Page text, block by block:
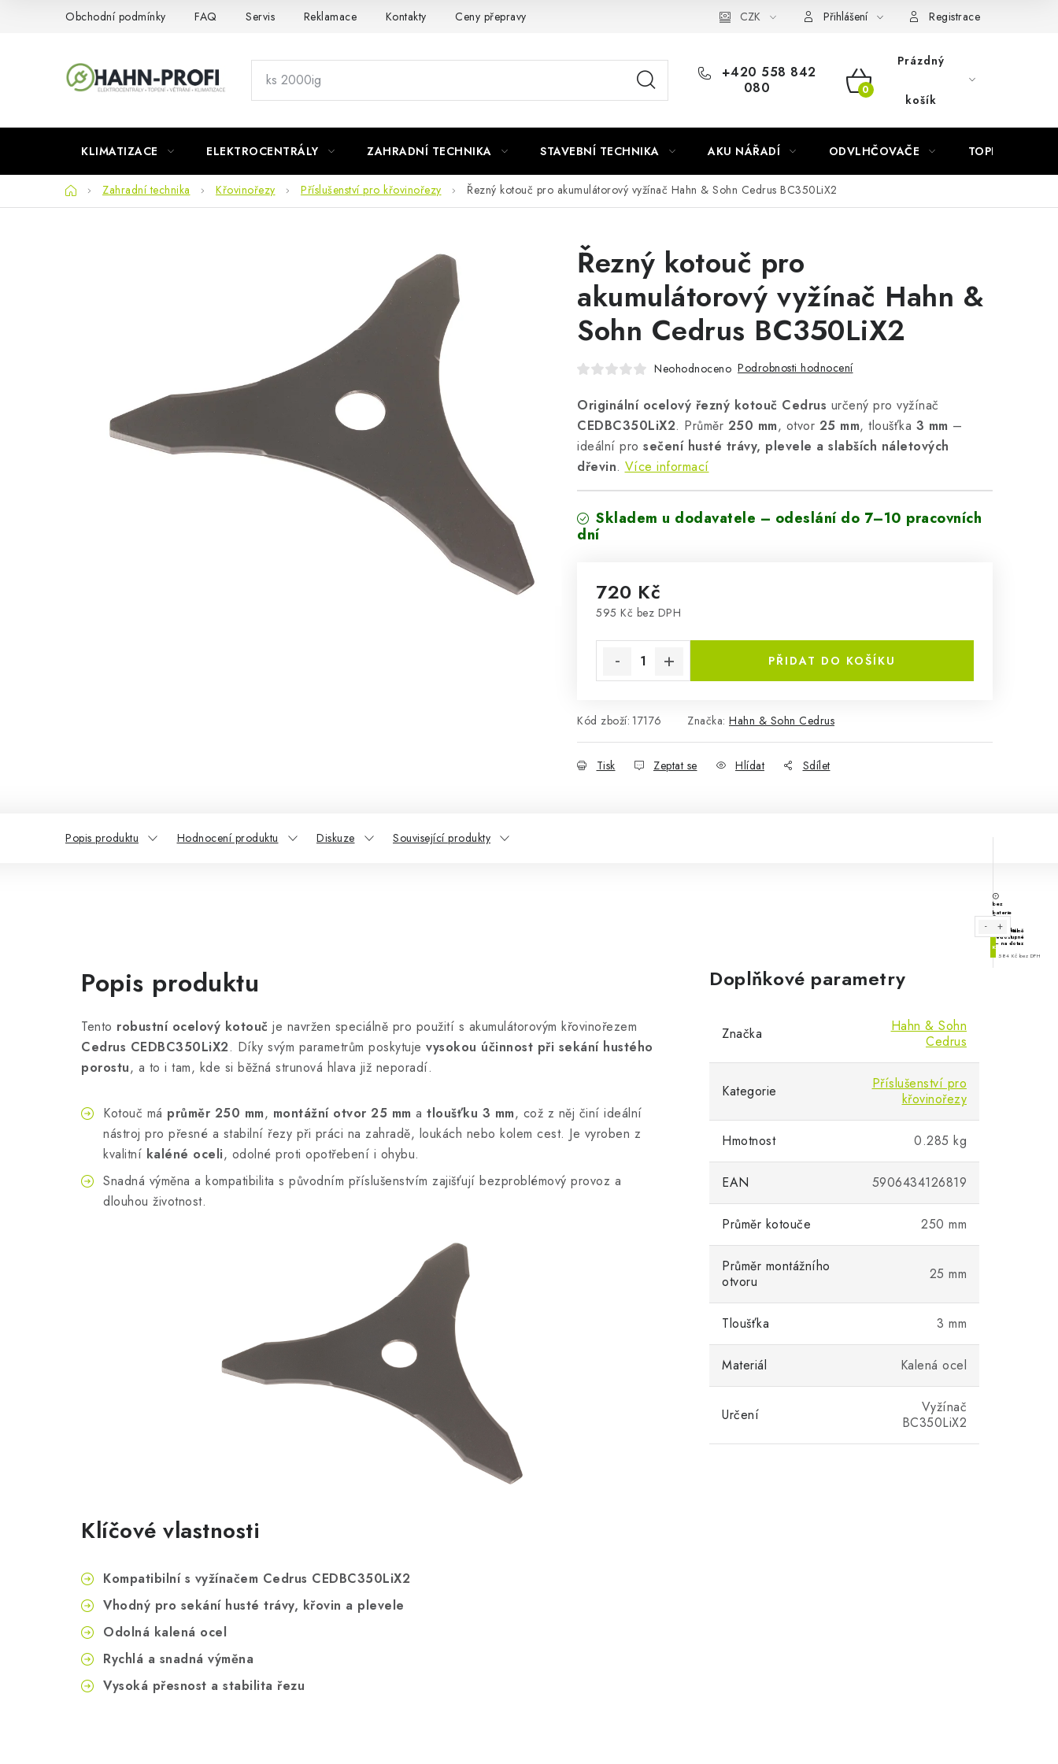
Obchodní podmínky FAQ Servis Reklamace Kontakty Ceny přepravy Náhradní díly Könner & Söhnen Reklamační řád
CZK Přihlášení Registrace
+420 558 842
080
NÁKUPNÍ
Prázdný
košík
KLIMATIZACE ELEKTROCENTRÁLY ZAHRADNÍ TECHNIKA STAVEBNÍ TECHNIKA AKU NÁŘADÍ ODVLHČOVAČE TOPIDLA
DomůZahradní technika Křovinořezy Příslušenství pro křovinořezy Řezný kotouč pro akumulátorový vyžínač Hahn & Sohn Cedrus BC350LiX2
Řezný kotouč pro
akumulátorový vyžínač Hahn &
Sohn Cedrus BC350LiX2
Neohodnoceno Podrobnosti hodnocení
Originální ocelový řezný kotouč Cedrus určený pro vyžínač
CEDBC350LiX2. Průměr 250 mm, otvor 25 mm, tloušťka 3 mm –
ideální pro sečení husté trávy, plevele a slabších náletových
dřevin. Více informací
Skladem u dodavatele – odeslání do 7–10 pracovních
dní
720 Kč
595 Kč bez DPH
PŘIDAT DO KOŠÍKU
Kód zboží: 17176 Značka: Hahn & Sohn Cedrus
Tisk Zeptat se Hlídat Sdílet
Popis produktu Hodnocení produktu Diskuze Související produkty
Popis produktu
Tento robustní ocelový kotouč je navržen speciálně pro použití s akumulátorovým křovinořezem
Cedrus CEDBC350LiX2. Díky svým parametrům poskytuje vysokou účinnost při sekání hustého
porostu, a to i tam, kde si běžná strunová hlava již neporadí.
Kotouč má průměr 250 mm, montážní otvor 25 mm a tloušťku 3 mm, což z něj činí ideální
nástroj pro přesné a stabilní řezy při práci na zahradě, loukách nebo kolem cest. Je vyroben z
kvalitní kaléné oceli, odolné proti opotřebení i ohybu.
Snadná výměna a kompatibilita s původním příslušenstvím zajišťují bezproblémový provoz a
dlouhou životnost.
Klíčové vlastnosti
Kompatibilní s vyžínačem Cedrus CEDBC350LiX2
Vhodný pro sekání husté trávy, křovin a plevele
Odolná kalená ocel
Rychlá a snadná výměna
Vysoká přesnost a stabilita řezu
Doplňkové parametry
Značka
Hahn & Sohn
Cedrus
Kategorie
Příslušenství pro
křovinořezy
Hmotnost 0.285 kg
EAN 5906434126819
Průměr kotouče 250 mm
Průměr montážního
otvoru
25 mm
Tloušťka 3 mm
Materiál Kalená ocel
Určení
Vyžínač
BC350LiX2